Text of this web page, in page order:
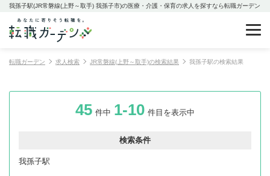
我孫子駅(JR常磐線(上野～取手) 我孫子市)の医療・介護・保育の求人を探すなら転職ガーデン
転職ガーデン 求人検索 JR常磐線(上野～取手)の検索結果 我孫子駅の検索結果
45 件中 1-10 件目を表示中
検索条件
我孫子駅